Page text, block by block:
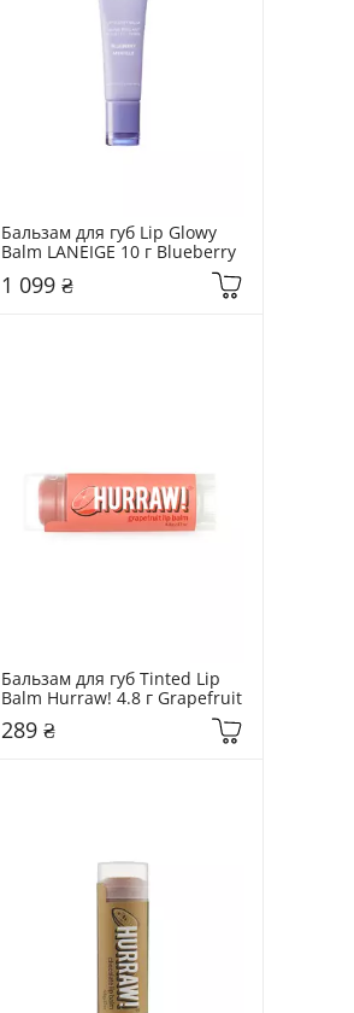
Бальзам для губ Lip Glowy
Balm LANEIGE 10 г Blueberry
1 099 ₴
Бальзам для губ Tinted Lip
Balm Hurraw! 4.8 г Grapefruit
289 ₴